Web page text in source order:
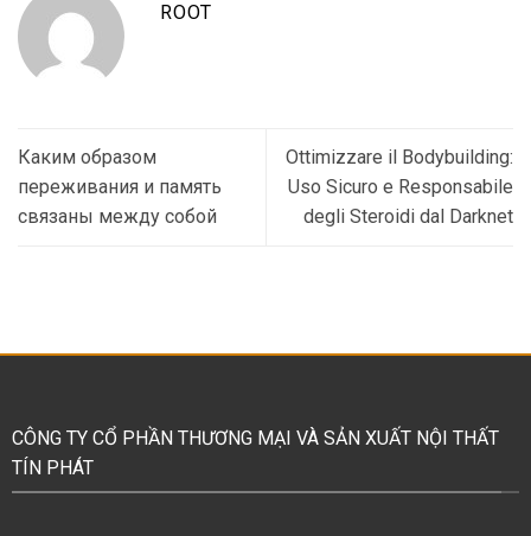
ROOT
Каким образом
переживания и память
связаны между собой
Ottimizzare il Bodybuilding:
Uso Sicuro e Responsabile
degli Steroidi dal Darknet
CÔNG TY CỔ PHẦN THƯƠNG MẠI VÀ SẢN XUẤT NỘI THẤT
TÍN PHÁT